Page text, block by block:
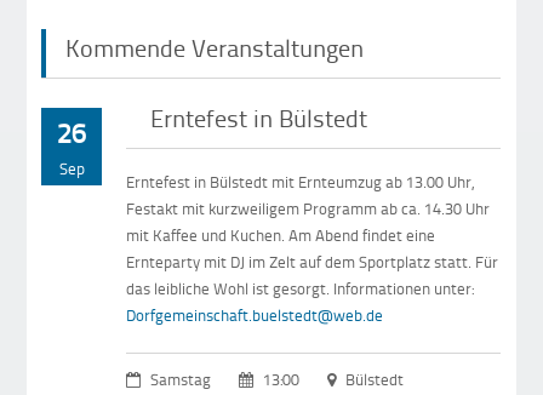
Kommende Veranstaltungen
26
Sep
Erntefest in Bülstedt
Erntefest in Bülstedt mit Ernteumzug ab 13.00 Uhr,
Festakt mit kurzweiligem Programm ab ca. 14.30 Uhr
mit Kaffee und Kuchen. Am Abend findet eine
Ernteparty mit DJ im Zelt auf dem Sportplatz statt. Für
das leibliche Wohl ist gesorgt. Informationen unter:
Dorfgemeinschaft.buelstedt@web.de
Samstag 13:00 Bülstedt